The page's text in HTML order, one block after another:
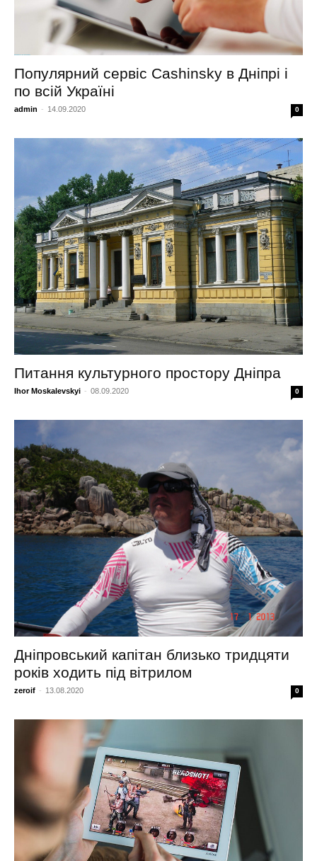
Популярний сервіс Cashinsky в Дніпрі і
по всій Україні
admin - 14.09.2020 0
Питання культурного простору Дніпра
Ihor Moskalevskyi - 08.09.2020 0
Дніпровський капітан близько тридцяти
років ходить під вітрилом
zeroif - 13.08.2020 0